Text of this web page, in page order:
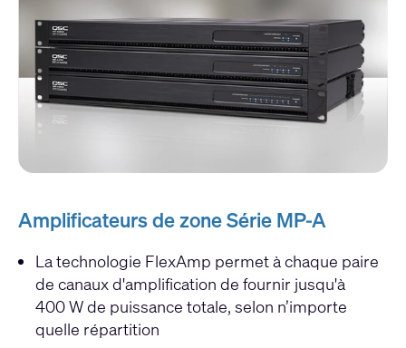
Amplificateurs de zone Série MP-A
La technologie FlexAmp permet à chaque paire
de canaux d'amplification de fournir jusqu'à
400 W de puissance totale, selon n’importe
quelle répartition